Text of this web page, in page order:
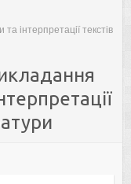
та інтерпретації текстів